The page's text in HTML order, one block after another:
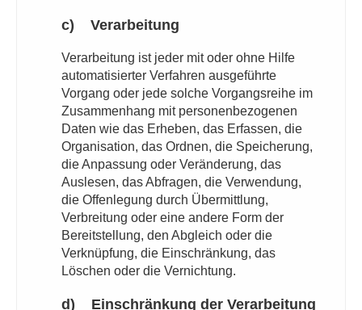
c) Verarbeitung
Verarbeitung ist jeder mit oder ohne Hilfe
automatisierter Verfahren ausgeführte
Vorgang oder jede solche Vorgangsreihe im
Zusammenhang mit personenbezogenen
Daten wie das Erheben, das Erfassen, die
Organisation, das Ordnen, die Speicherung,
die Anpassung oder Veränderung, das
Auslesen, das Abfragen, die Verwendung,
die Offenlegung durch Übermittlung,
Verbreitung oder eine andere Form der
Bereitstellung, den Abgleich oder die
Verknüpfung, die Einschränkung, das
Löschen oder die Vernichtung.
d) Einschränkung der Verarbeitung